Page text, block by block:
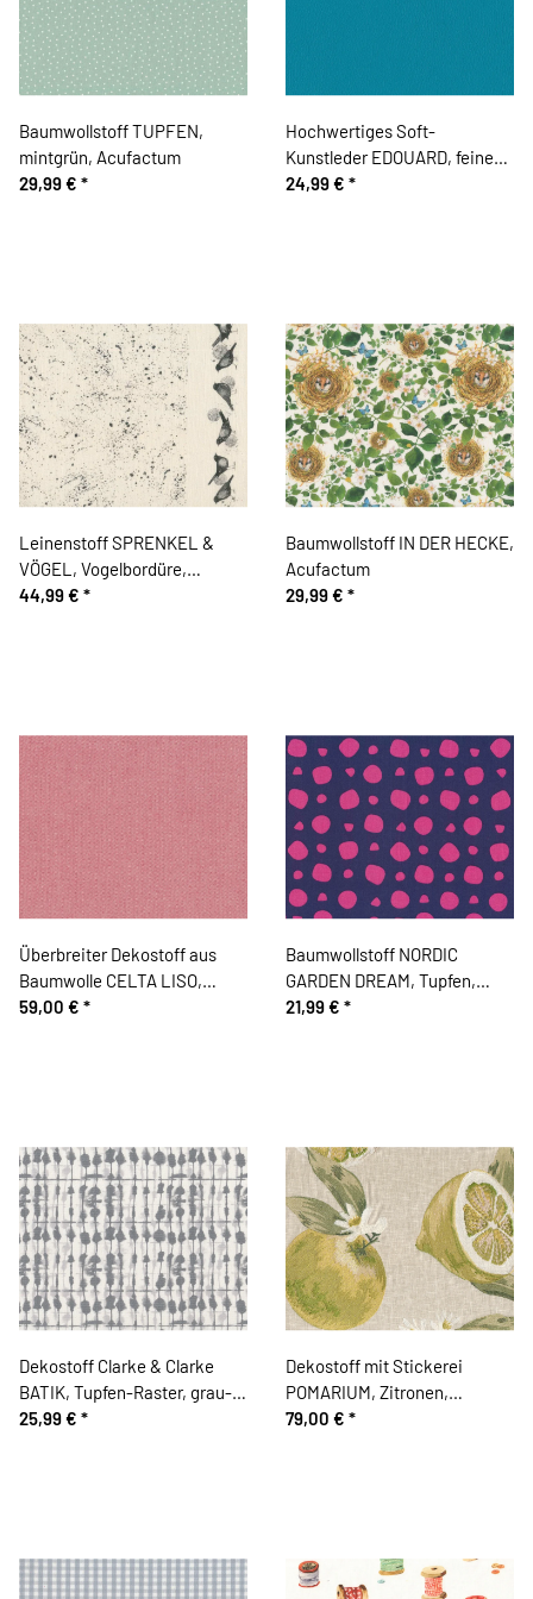
Baumwollstoff TUPFEN,
mintgrün, Acufactum
29,99 € *
Hochwertiges Soft-
Kunstleder EDOUARD, feine
Narbung, helles petrol
24,99 € *
Leinenstoff SPRENKEL &
VÖGEL, Vogelbordüre,
anthrazit, Acufactum
44,99 € *
Baumwollstoff IN DER HECKE,
Acufactum
29,99 € *
Überbreiter Dekostoff aus
Baumwolle CELTA LISO,
einfarbig, rot
59,00 € *
Baumwollstoff NORDIC
GARDEN DREAM, Tupfen,
dunkelblau, Arne & Carlos
21,99 € *
Dekostoff Clarke & Clarke
BATIK, Tupfen-Raster, grau-
wollweiß
25,99 € *
Dekostoff mit Stickerei
POMARIUM, Zitronen,
hellgrün, Clarke & Clarke
79,00 € *